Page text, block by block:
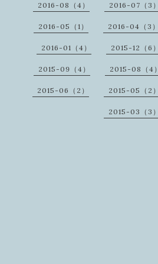
2016-08（4） 2016-07（3）
2016-05（1） 2016-04（3）
2016-01（4） 2015-12（6）
2015-09（4） 2015-08（4）
2015-06（2） 2015-05（2）
2015-03（3）